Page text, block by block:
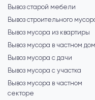
Вывоз старой мебели
Вывоз строительного
Вывоз мусора из квартиры
Вывоз мусора в частном
Вывоз мусора с дачи
Вывоз мусора с участка
Вывоз мусора в частном
секторе